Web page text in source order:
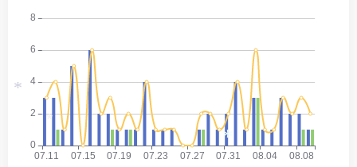
*